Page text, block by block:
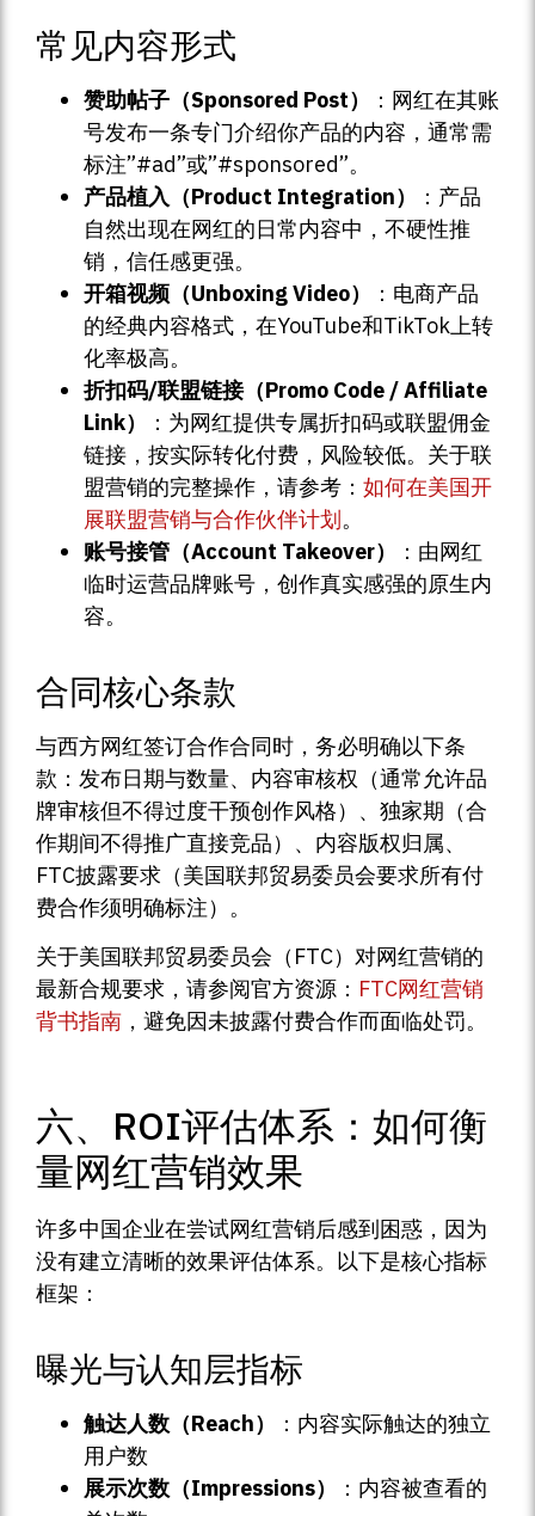
常见内容形式
赞助帖子（Sponsored Post）
：网红在其账
号发布一条专门介绍你产品的内容，通常需
标注”#ad”或”#sponsored”。
产品植入（Product Integration）
：产品
自然出现在网红的日常内容中，不硬性推
销，信任感更强。
开箱视频（Unboxing Video）
：电商产品
的经典内容格式，在YouTube和TikTok上转
化率极高。
折扣码/联盟链接（Promo Code / Affiliate
Link）
：为网红提供专属折扣码或联盟佣金
链接，按实际转化付费，风险较低。关于联
盟营销的完整操作，请参考： 如何在美国开
展联盟营销与合作伙伴计划。
账号接管（Account Takeover）
：由网红
临时运营品牌账号，创作真实感强的原生内
容。
合同核心条款
与西方网红签订合作合同时，务必明确以下条
款：发布日期与数量、内容审核权（通常允许品
牌审核但不得过度干预创作风格）、独家期（合
作期间不得推广直接竞品）、内容版权归属、
FTC披露要求（美国联邦贸易委员会要求所有付
费合作须明确标注）。
关于美国联邦贸易委员会（FTC）对网红营销的
最新合规要求，请参阅官方资源： FTC网红营销
背书指南 ，避免因未披露付费合作而面临处罚。
六、ROI评估体系：如何衡
量网红营销效果
许多中国企业在尝试网红营销后感到困惑，因为
没有建立清晰的效果评估体系。以下是核心指标
框架：
曝光与认知层指标
触达人数（Reach）
：内容实际触达的独立
用户数
展示次数（Impressions）
：内容被查看的